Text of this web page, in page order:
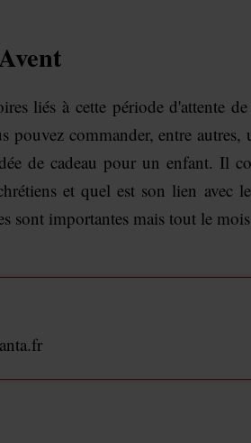
liés à cette période d'attente
pouvez commander, entre
de cadeau pour un enfant. Il
et quel est son lien avec
sont importantes mais tout le